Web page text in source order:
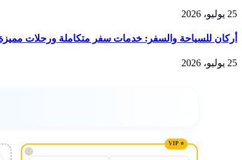
25 يوليو، 2026
أركان للسياحة والسفر: خدمات سفر متكاملة ورحلات
25 يوليو، 2026
!